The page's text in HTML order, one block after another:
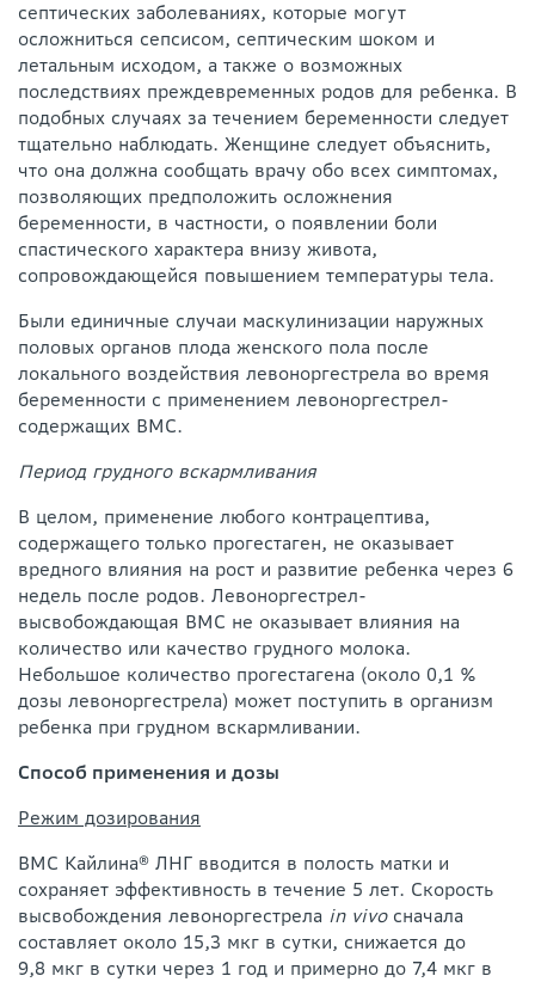
септических заболеваниях, которые могут
осложниться сепсисом, септическим шоком и
летальным исходом, а также о возможных
последствиях преждевременных родов для ребенка. В
подобных случаях за течением беременности следует
тщательно наблюдать. Женщине следует объяснить,
что она должна сообщать врачу обо всех симптомах,
позволяющих предположить осложнения
беременности, в частности, о появлении боли
спастического характера внизу живота,
сопровождающейся повышением температуры тела.
Были единичные случаи маскулинизации наружных
половых органов плода женского пола после
локального воздействия левоноргестрела во время
беременности с применением левоноргестрел-
содержащих ВМС.
Период грудного вскармливания
В целом, применение любого контрацептива,
содержащего только прогестаген, не оказывает
вредного влияния на рост и развитие ребенка через 6
недель после родов. Левоноргестрел-
высвобождающая ВМС не оказывает влияния на
количество или качество грудного молока.
Небольшое количество прогестагена (около 0,1 %
дозы левоноргестрела) может поступить в организм
ребенка при грудном вскармливании.
Способ применения и дозы
Режим дозирования
ВМС Кайлина® ЛНГ вводится в полость матки и
сохраняет эффективность в течение 5 лет. Скорость
высвобождения левоноргестрела in vivoсначала
составляет около 15,3 мкг в сутки, снижается до
9,8 мкг в сутки через 1 год и примерно до 7,4 мкг в